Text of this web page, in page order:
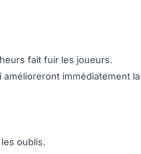
fait fuir les joueurs.
immédiatement la
oublis.